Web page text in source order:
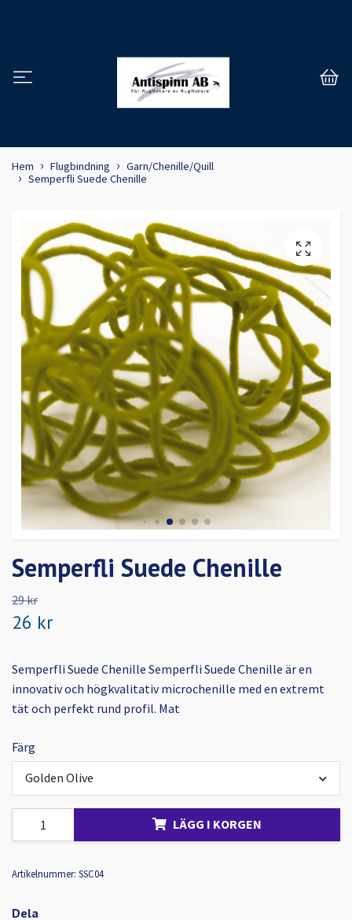
Hem Flugbindning
Garn/Chenille/Quill
Semperfli Suede Chenille
Semperfli Suede Chenille
29 kr
26 kr
Semperfli Suede Chenille Semperfli Suede Chenille är en
innovativ och högkvalitativ microchenille med en extremt
tät och perfekt rund profil. Mat
Färg
Golden Olive
LÄGG I KORGEN
Artikelnummer: SSC04
Dela